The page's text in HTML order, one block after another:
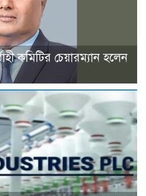
কমিটির চেয়ারম্যান হলেন